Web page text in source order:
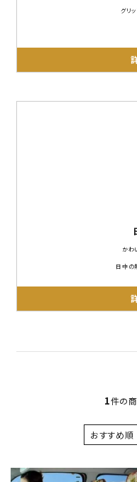
グリ
かわ
日中の
1件の
おすすめ順